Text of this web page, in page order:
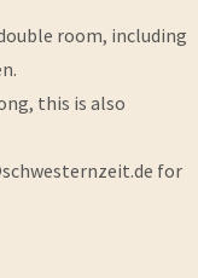
room, including
this is also
for